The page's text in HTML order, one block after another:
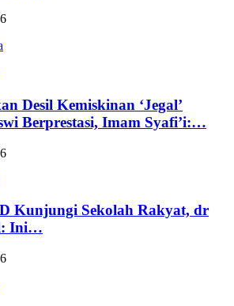
Desil Kemiskinan ‘Jegal’
Berprestasi, Imam Syafi’i:…
Kunjungi Sekolah Rakyat, dr
Ini…